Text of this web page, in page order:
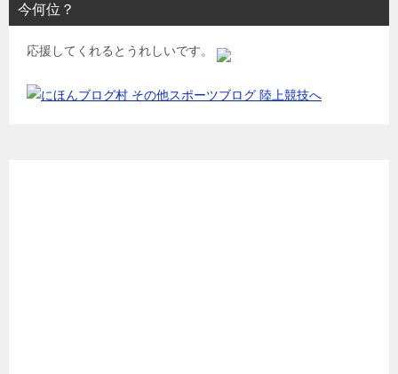
今何位？
応援してくれるとうれしいです。